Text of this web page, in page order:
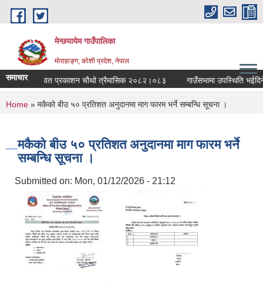
Skip to main content
मेन्छयायेम गाउँपालिका
मोराहाङ्ग, कोशी प्रदेश, नेपाल
समाचार स्वत प्रकाशन चौथो त्रैमासिक २०८२।०८३ गाउँसभामा उपस्थिति भईदिने
You are here
Home » मकैको बीउ ५० प्रतिशत अनुदानमा माग फारम भर्ने सम्बन्धि सूचना ।
मकैको बीउ ५० प्रतिशत अनुदानमा माग फारम भर्ने
सम्बन्धि सूचना ।
Submitted on: Mon, 01/12/2026 - 21:12